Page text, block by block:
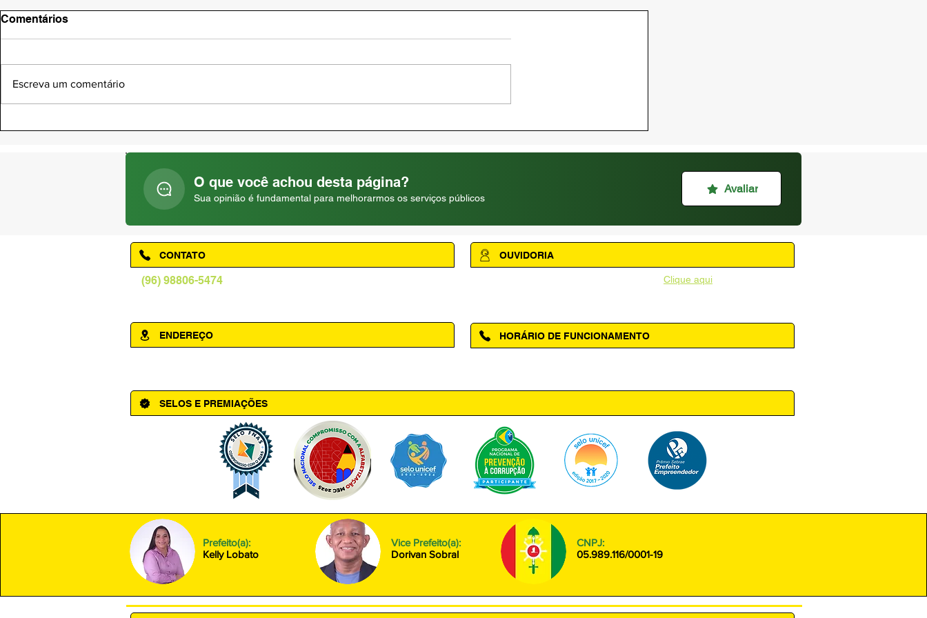
AMAPÁ VERÃO 2026
Comentários
Escreva um comentário
O que você achou desta página?
Sua opinião é fundamental para melhorarmos os serviços públicos
Avaliar
(96) 98806-5474
CONTATO
ENDEREÇO
Clique aqui
OUVIDORIA
HORÁRIO DE FUNCIONAMENTO
SELOS E PREMIAÇÕES
Prefeito(a):
Kelly Lobato
Vice Prefeito(a):
Dorivan Sobral
CNPJ:
05.989.116/0001-19